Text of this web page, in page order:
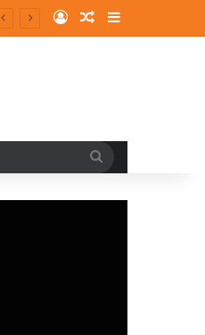
Log InRandom Article
Sidebar